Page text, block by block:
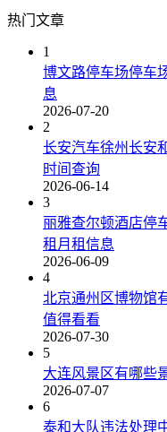
热门文章
1
博文路停车场停车
息
2026-07-20
2
长安汽车徐州长安
时间查询
2026-06-14
3
丽雅查尔顿酒店停
租月租信息
2026-06-09
4
北京通州区博物馆
值得看看
2026-07-30
5
大连风景区有哪些
2026-07-07
6
泰和大队违法处理